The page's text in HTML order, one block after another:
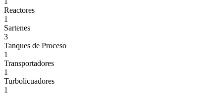
Reactores
1
Sartenes
3
Tanques de Proceso
1
Transportadores
1
Turbolicuadores
1